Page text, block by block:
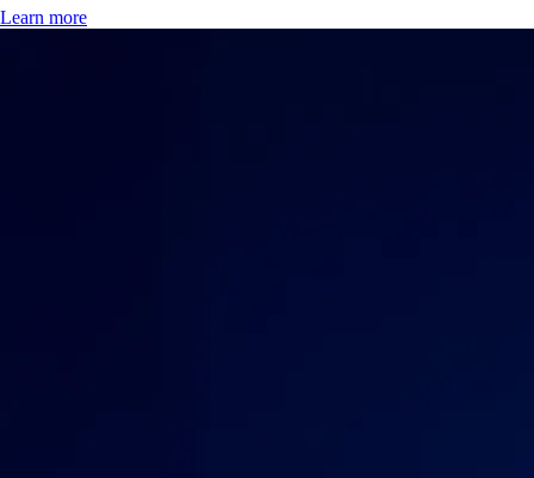
Learn more